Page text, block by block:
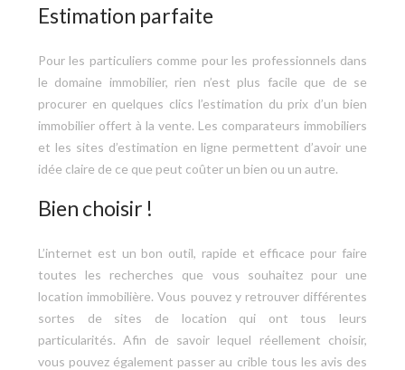
Estimation parfaite
Pour les particuliers comme pour les professionnels dans
le domaine immobilier, rien n’est plus facile que de se
procurer en quelques clics l’estimation du prix d’un bien
immobilier offert à la vente. Les comparateurs immobiliers
et les sites d’estimation en ligne permettent d’avoir une
idée claire de ce que peut coûter un bien ou un autre.
Bien choisir !
L’internet est un bon outil, rapide et efficace pour faire
toutes les recherches que vous souhaitez pour une
location immobilière. Vous pouvez y retrouver différentes
sortes de sites de location qui ont tous leurs
particularités. Afin de savoir lequel réellement choisir,
vous pouvez également passer au crible tous les avis des